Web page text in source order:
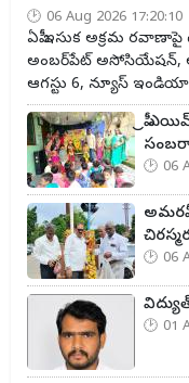
06 Aug 2026 17:20:10
ఏపీ ఇసుక అక్రమ రవాణాపై
అంబర్‌పేట్ అసోసియేషన్,
ఆగస్టు 6, న్యూస్
ప్రీ
06
06
01